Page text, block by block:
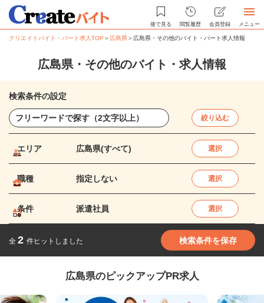
後で見る 閲覧履歴 会員登録 メニュー
クリエイトバイト・パート求人TOP ＞ 広島県＞ 広島県・その他のバイト・パート求人情報
広島県・その他のバイト・求人情報
検索条件の設定
絞り込む
エリア 広島県(すべて) 選択
職種 指定しない 選択
条件 派遣社員 選択
全 2 件ヒットしました 検索条件を保存
広島県のピックアップPR求人